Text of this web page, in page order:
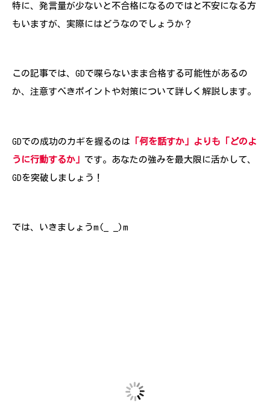
特に、発言量が少ないと不合格になるのではと不安になる方
もいますが、実際にはどうなのでしょうか？
この記事では、GDで喋らないまま合格する可能性があるの
か、注意すべきポイントや対策について詳しく解説します。
GDでの成功のカギを握るのは 「何を話すか」よりも「どのよ
うに行動するか」 です。あなたの強みを最大限に活かして、
GDを突破しましょう！
では、いきましょうm(_ _)m